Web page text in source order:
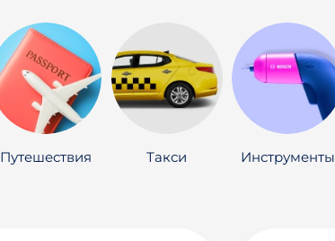
Путешествия Такси Инструменты